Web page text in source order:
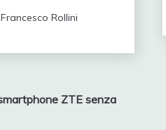
Francesco Rollini
ZTE senza